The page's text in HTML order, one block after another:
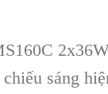
sáng